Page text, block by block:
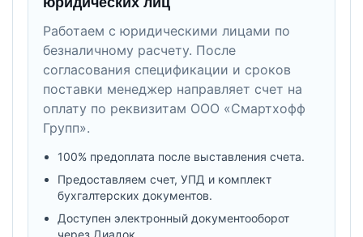
Работаем с юридическими лицами по
безналичному расчету. После
согласования спецификации и сроков
поставки менеджер направляет счет на
оплату по реквизитам ООО «Смартхофф
Групп».
100% предоплата после выставления счета.
Предоставляем счет, УПД и комплект
бухгалтерских документов.
Доступен электронный документооборот
через Диадок.